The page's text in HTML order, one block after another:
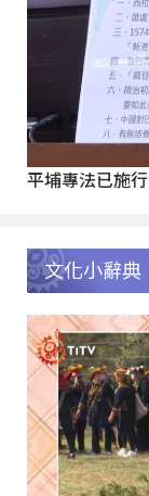
平埔專法已施
文化小辭典